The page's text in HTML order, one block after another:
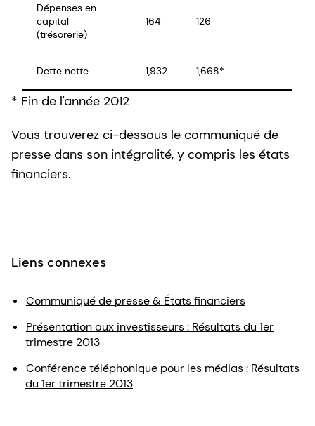
Dépenses en
capital
(trésorerie)
164 126
Dette nette 1,932 1,668*
* Fin de l'année 2012
Vous trouverez ci-dessous le communiqué de
presse dans son intégralité, y compris les états
financiers.
Liens connexes
Communiqué de presse & États financiers
Présentation aux investisseurs : Résultats du 1er
trimestre 2013
Conférence téléphonique pour les médias : Résultats
du 1er trimestre 2013